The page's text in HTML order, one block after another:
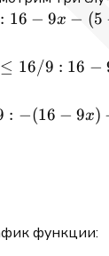
16
: 16 − 9x − (5
≤ 16/9 : 16 −
-: −(16 − 9x)
функции: